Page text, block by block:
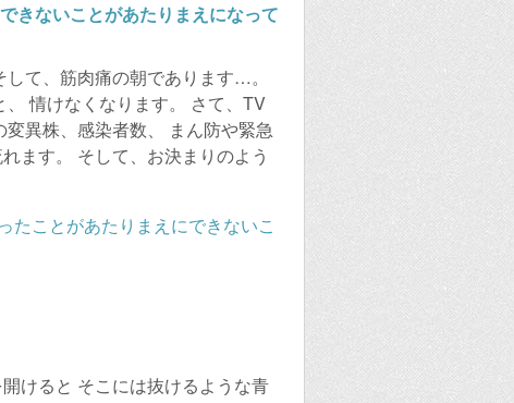
きないことがあたりまえになって
て、筋肉痛の朝であります…。
情けなくなります。 さて、TV
異株、感染者数、 まん防や緊急
ます。 そして、お決まりのよう
けると そこには抜けるような青